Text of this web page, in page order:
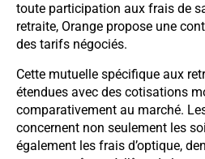
toute participation aux frais de
retraite, Orange propose une
des tarifs négociés.
Cette mutuelle spécifique aux
étendues avec des cotisations
comparativement au marché.
concernent non seulement les
également les frais d’optique,